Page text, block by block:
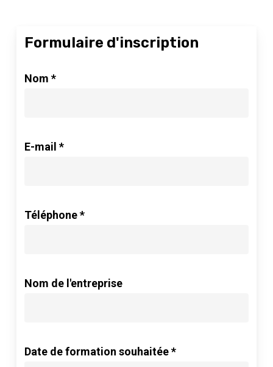
Formulaire d'inscription
Nom *
E-mail *
Téléphone *
Nom de l'entreprise
Date de formation souhaitée *